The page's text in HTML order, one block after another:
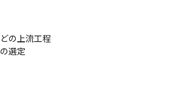
の上流工程
選定